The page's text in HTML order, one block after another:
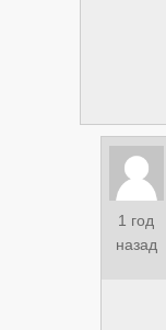
1 год
назад